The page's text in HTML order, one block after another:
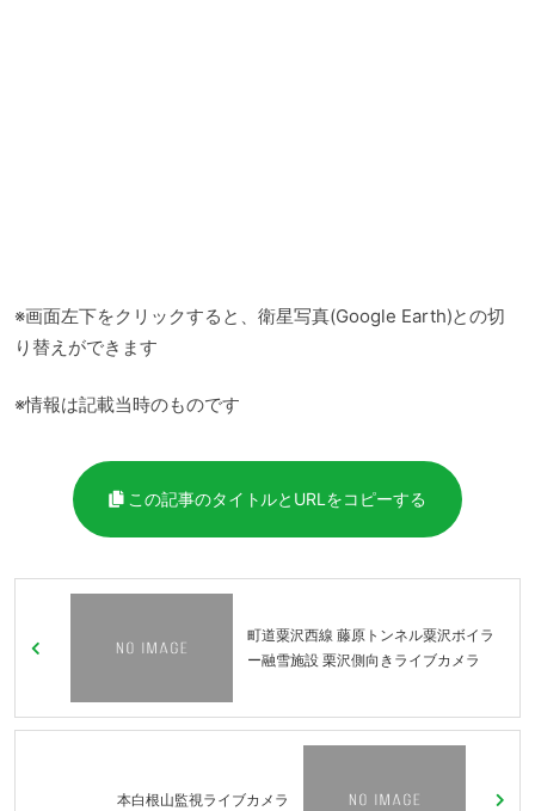
※画面左下をクリックすると、衛星写真(Google Earth)との切
り替えができます
※情報は記載当時のものです
この記事のタイトルとURLをコピーする
町道粟沢西線 藤原トンネル粟沢ボイラ
ー融雪施設 栗沢側向きライブカメラ
本白根山監視ライブカメラ